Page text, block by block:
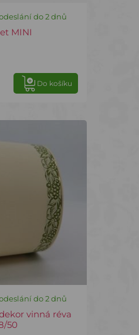
do 2 dnů
MINI
Do košíku
do 2 dnů
vinná réva
50